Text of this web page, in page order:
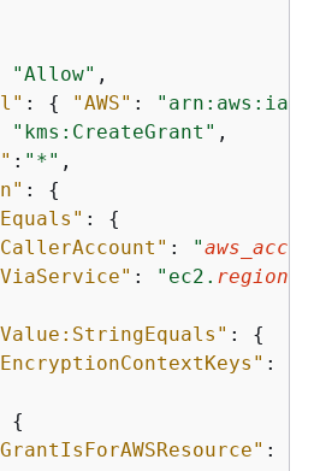
"Allow" ,
: { "AWS" :
"kms:CreateGrant" ,
: "*" ,
: {
: {
: "
: "ec2. region
: {
:
{
: